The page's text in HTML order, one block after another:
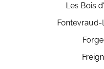
Les Bois
Fontevraud-